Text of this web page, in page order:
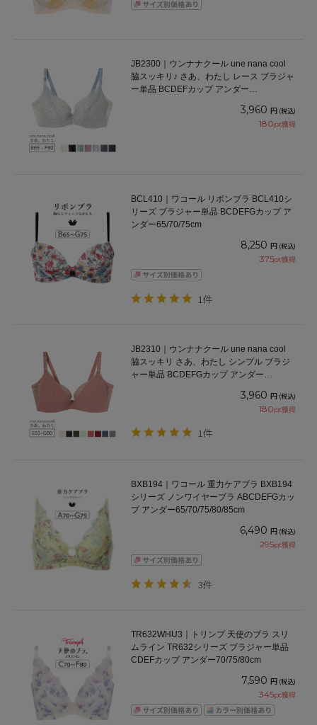
JB2300｜ウンナナクール une nana cool
脇スッキリ♪ さあ、わたし レース ブラジャ
ー単品 BCDEFカップ アンダー
3,960 円 (税込)
180pt獲得
BCL410｜ワコール リボンブラ BCL410シ
リーズ ブラジャー単品 BCDEFGカップ ア
ンダー65/70/75cm
8,250 円 (税込)
375pt獲得
1件
JB2310｜ウンナナクール une nana cool
脇スッキリ さあ、わたし シンプル ブラジ
ャー単品 BCDEFGカップ アンダー
3,960 円 (税込)
180pt獲得
1件
BXB194｜ワコール 重力ケアブラ BXB194
シリーズ ノンワイヤーブラ ABCDEFGカッ
プ アンダー65/70/75/80/85cm
6,490 円 (税込)
295pt獲得
3件
TR632WHU3｜トリンプ 天使のブラ スリ
ムライン TR632シリーズ ブラジャー単品
CDEFカップ アンダー70/75/80cm
7,590 円 (税込)
345pt獲得